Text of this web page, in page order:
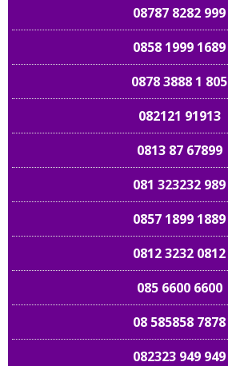
08787 8282 999
0858 1999 1689
0878 3888 1 805
082121 91913
0813 87 67899
081 323232 989
0857 1899 1889
0812 3232 0812
085 6600 6600
08 585858 7878
082323 949 949